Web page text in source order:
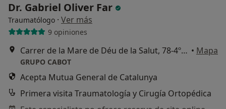
Dr. Gabriel Oliver Far
Traumatólogo · Ver más
9 opiniones
Carrer de la Mare de Déu de la Salut, 78-4ºB, Barcelona • Mapa
GRUPO CABOT
Acepta Mutua General de Catalunya
Primera visita Traumatología y Cirugía Ortopédica